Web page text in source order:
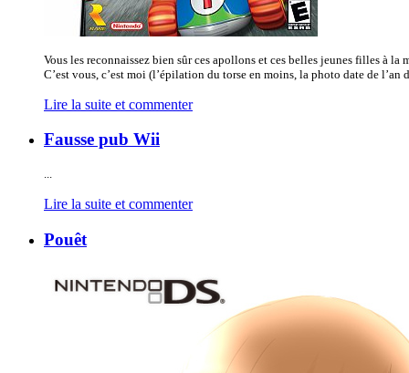
Vous les reconnaissez bien sûr ces apollons et ces belles jeunes filles à la
C’est vous, c’est moi (l’épilation du torse en moins, la photo date de l’an
Lire la suite et commenter
Fausse pub Wii
Lire la suite et commenter
Pouêt